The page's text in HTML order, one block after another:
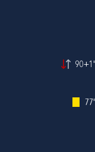
90+1'
77'